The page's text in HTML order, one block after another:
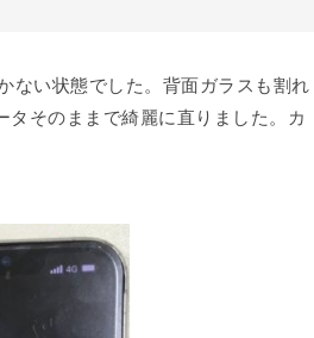
ない状態でした。背面ガラスも割れ
そのままで綺麗に直りました。カ